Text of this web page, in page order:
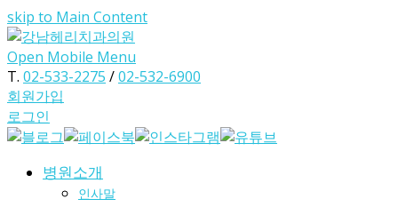
skip to Main Content
Open Mobile Menu
T. 02-533-2275 /02-532-6900
회원가입
로그인
병원소개
인사말